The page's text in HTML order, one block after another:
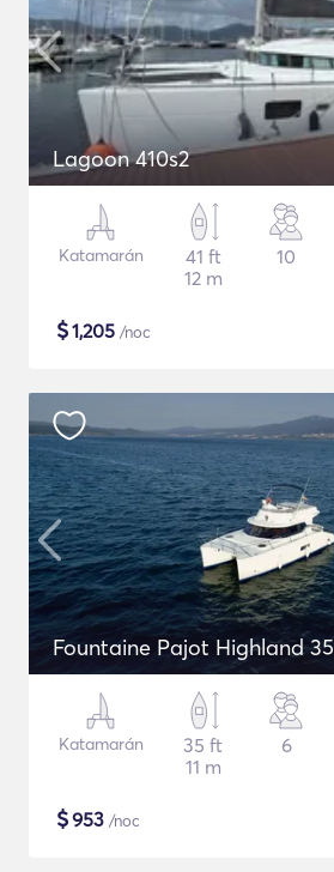
Lagoon 410s2
Katamarán
41 ft
12 m
10
$1,205 /noc
Fountaine Pajot Highland 35
Katamarán
35 ft
11 m
6
$953 /noc